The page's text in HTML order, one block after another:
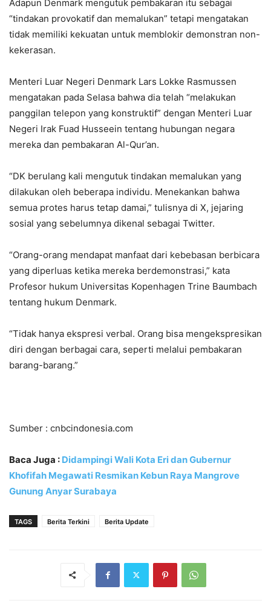
Adapun Denmark mengutuk pembakaran itu sebagai
“tindakan provokatif dan memalukan” tetapi mengatakan
tidak memiliki kekuatan untuk memblokir demonstran non-
kekerasan.
Menteri Luar Negeri Denmark Lars Lokke Rasmussen
mengatakan pada Selasa bahwa dia telah “melakukan
panggilan telepon yang konstruktif” dengan Menteri Luar
Negeri Irak Fuad Husseein tentang hubungan negara
mereka dan pembakaran Al-Qur’an.
“DK berulang kali mengutuk tindakan memalukan yang
dilakukan oleh beberapa individu. Menekankan bahwa
semua protes harus tetap damai,” tulisnya di X, jejaring
sosial yang sebelumnya dikenal sebagai Twitter.
“Orang-orang mendapat manfaat dari kebebasan berbicara
yang diperluas ketika mereka berdemonstrasi,” kata
Profesor hukum Universitas Kopenhagen Trine Baumbach
tentang hukum Denmark.
“Tidak hanya ekspresi verbal. Orang bisa mengekspresikan
diri dengan berbagai cara, seperti melalui pembakaran
barang-barang.”
Sumber : cnbcindonesia.com
Baca Juga : Didampingi Wali Kota Eri dan Gubernur
Khofifah Megawati Resmikan Kebun Raya Mangrove
Gunung Anyar Surabaya
TAGS Berita Terkini Berita Update